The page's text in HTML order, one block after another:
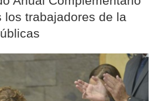
los trabajadores de la